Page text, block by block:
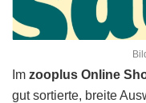
Im zooplus Online
gut sortierte, breite